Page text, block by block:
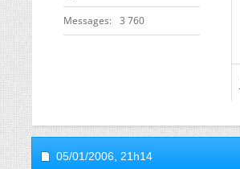
Messages 3 760
05/01/2006, 21h14